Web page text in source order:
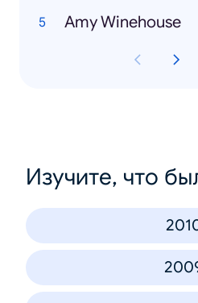
Amy Winehouse
Изучите, что